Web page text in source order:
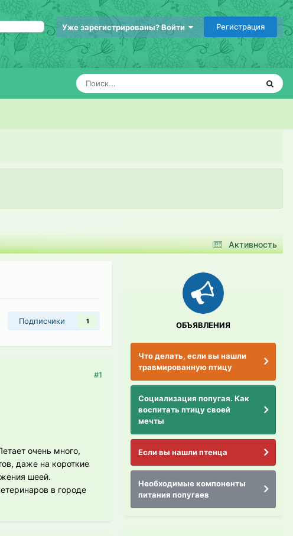
Уже зарегистрированы? Войти Регистрация
Активность
Подписчики 1
#1
очень много,
даже на короткие
шеей.
в городе
ОБЪЯВЛЕНИЯ
Что делать, если вы нашли
травмированную птицу
Социализация попугая. Как
воспитать птицу своей
мечты
Если вы нашли птенца
Необходимые компоненты
питания попугаев